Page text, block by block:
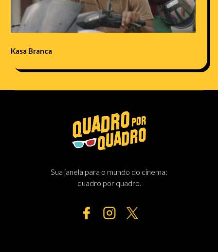
Kasa Branca
Sua janela para o mundo do cinema:
quadro por quadro.